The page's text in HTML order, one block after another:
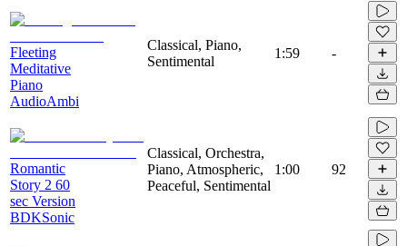
Fleeting
Meditative
Piano
AudioAmbi
Classical, Piano,
Sentimental
1:59 -
Romantic
Story 2 60
sec Version
BDKSonic
Classical, Orchestra,
Piano, Atmospheric,
Peaceful, Sentimental
1:00 92